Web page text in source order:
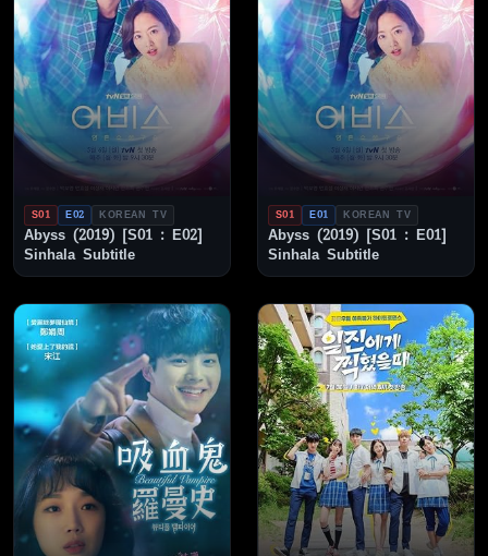
S01 E02 KOREAN TV
Abyss (2019) [S01 : E02]
Sinhala Subtitle
S01 E01 KOREAN TV
Abyss (2019) [S01 : E01]
Sinhala Subtitle